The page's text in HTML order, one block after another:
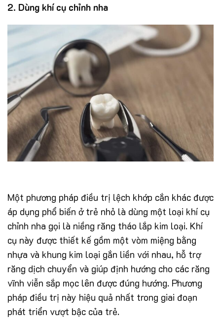
2. Dùng khí cụ chỉnh nha
Một phương pháp điều trị lệch khớp cắn khác được
áp dụng phổ biến ở trẻ nhỏ là dùng một loại khí cụ
chỉnh nha gọi là niềng răng tháo lắp kim loại. Khí
cụ này được thiết kế gồm một vòm miệng bằng
nhựa và khung kim loại gắn liền với nhau, hỗ trợ
răng dịch chuyển và giúp định hướng cho các răng
vĩnh viễn sắp mọc lên được đúng hướng. Phương
pháp điều trị này hiệu quả nhất trong giai đoạn
phát triển vượt bậc của trẻ.